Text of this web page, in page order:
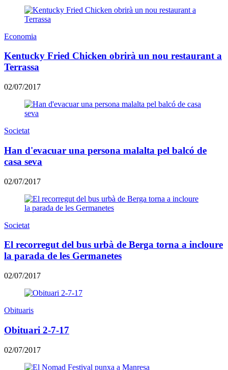
Economia
Kentucky Fried Chicken obrirà un nou restaurant a
Terrassa
02/07/2017
Societat
Han d'evacuar una persona malalta pel balcó de
casa seva
02/07/2017
Societat
El recorregut del bus urbà de Berga torna a incloure
la parada de les Germanetes
02/07/2017
Obituaris
Obituari 2-7-17
02/07/2017